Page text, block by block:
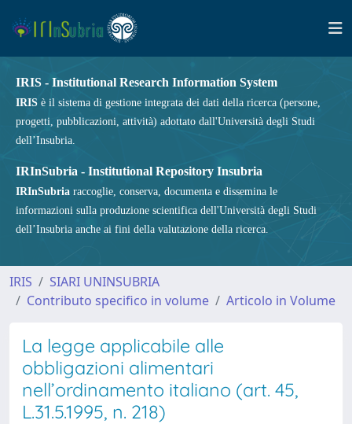
IRIS - Institutional Research Information System
IRIS è il sistema di gestione integrata dei dati della ricerca (persone,
progetti, pubblicazioni, attività) adottato dall'Università degli Studi
dell’Insubria.
IRInSubria - Institutional Repository Insubria
IRInSubria raccoglie, conserva, documenta e dissemina le
informazioni sulla produzione scientifica dell'Università degli Studi
dell’Insubria anche ai fini della valutazione della ricerca.
IRIS
SIARI UNINSUBRIA
Contributo specifico in volume
Articolo in Volume
La legge applicabile alle
obbligazioni alimentari
nell’ordinamento italiano (art. 45,
L.31.5.1995, n. 218)